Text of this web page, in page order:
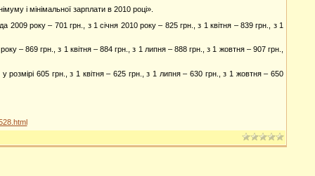
і мінімальної зарплати в 2010 році».
року – 701 грн., з 1 січня 2010 року – 825 грн., з 1 квітня – 839 грн., з 1
– 869 грн., з 1 квітня – 884 грн., з 1 липня – 888 грн., з 1 жовтня – 907 грн.,
у розмірі 605 грн., з 1 квітня – 625 грн., з 1 липня – 630 грн., з 1 жовтня – 650